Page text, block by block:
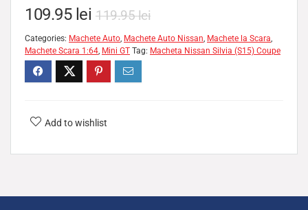
119.95lei
109.95 lei
Categories: Machete Auto, Machete Auto Nissan, Machete la Scara,
Machete Scara 1:64, Mini GT Tag: Macheta Nissan Silvia (S15) Coupe
Add to wishlist